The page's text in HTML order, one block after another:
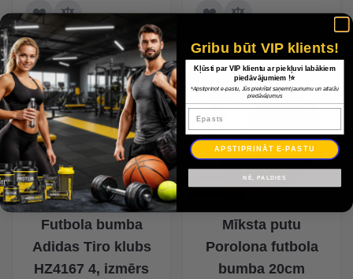
Futbola bumba
Adidas Tiro klubs
HZ4167 4, izmērs
Mīksta putu
Porolona futbola
bumba 20cm
Gribu būt VIP klients!
Kļūsti par VIP klientu ar piekļuvi labākiem
piedāvājumiem !⭐
*Apstiprinot e-pastu, Jūs piekrītat saņemt jaunumu un atlaižu
piedāvājumus
Epasts
APSTIPRINĀT E-PASTU
NĒ, PALDIES